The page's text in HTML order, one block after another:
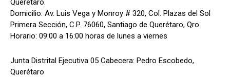
Querétaro.
Domicilio: Av. Luis Vega y Monroy # 320, Col. Plazas del Sol
Primera Sección, C.P. 76060, Santiago de Querétaro, Qro.
Horario: 09:00 a 16:00 horas de lunes a viernes
Junta Distrital Ejecutiva 05 Cabecera: Pedro Escobedo,
Querétaro